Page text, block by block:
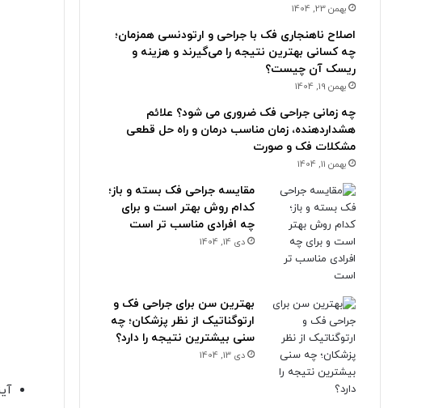
بهمن 23, 1404
اصلاح ناهنجاری فک با جراحی و ارتودنسی همزمان؛
چه کسانی بهترین نتیجه را می‌گیرند و هزینه و
ریسک آن چیست؟
بهمن 19, 1404
چه زمانی جراحی فک ضروری می شود؟ علائم
هشداردهنده، زمان مناسب درمان و راه حل قطعی
مشکلات فک و صورت
بهمن 11, 1404
مقایسه جراحی فک بسته و باز؛
کدام روش بهتر است و برای
چه افرادی مناسب تر است
دی 14, 1404
بهترین سن برای جراحی فک و
ارتوگناتیک از نظر پزشکان؛ چه
سنی بیشترین نتیجه را دارد؟
دی 13, 1404